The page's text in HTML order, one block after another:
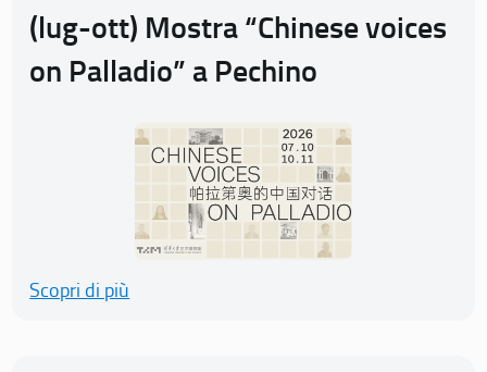
(lug-ott) Mostra “Chinese voices
on Palladio” a Pechino
Scopri di più